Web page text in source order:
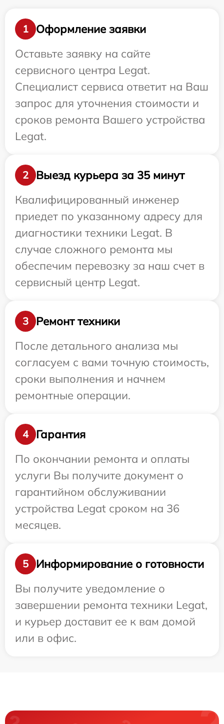
1
Оформление заявки
Оставьте заявку на сайте
сервисного центра Legat.
Специалист сервиса ответит на Ваш
запрос для уточнения стоимости и
сроков ремонта Вашего устройства
Legat.
2
Выезд курьера за 35 минут
Квалифицированный инженер
приедет по указанному адресу для
диагностики техники Legat. В
случае сложного ремонта мы
обеспечим перевозку за наш счет в
сервисный центр Legat.
3
Ремонт техники
После детального анализа мы
согласуем с вами точную стоимость,
сроки выполнения и начнем
ремонтные операции.
4
Гарантия
По окончании ремонта и оплаты
услуги Вы получите документ о
гарантийном обслуживании
устройства Legat сроком на 36
месяцев.
5
Информирование о готовности
Вы получите уведомление о
завершении ремонта техники Legat,
и курьер доставит ее к вам домой
или в офис.